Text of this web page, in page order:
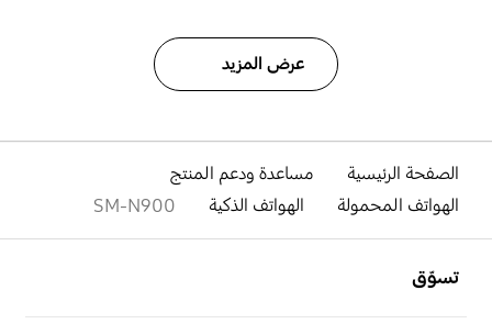
عرض المزيد
الصفحة الرئيسية
مساعدة ودعم المنتج
الهواتف المحمولة
الهواتف الذكية SM-N900
تسوّق